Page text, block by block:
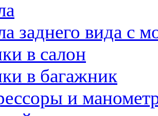
заднего вида с
в салон
в багажник
и